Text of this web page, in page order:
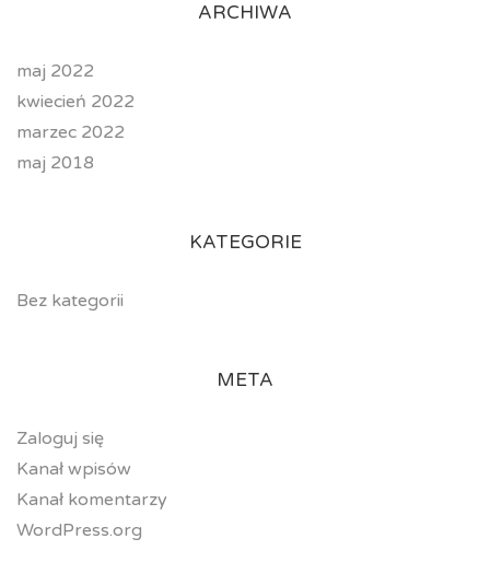
ARCHIWA
maj 2022
kwiecień 2022
marzec 2022
maj 2018
KATEGORIE
Bez kategorii
META
Zaloguj się
Kanał wpisów
Kanał komentarzy
WordPress.org